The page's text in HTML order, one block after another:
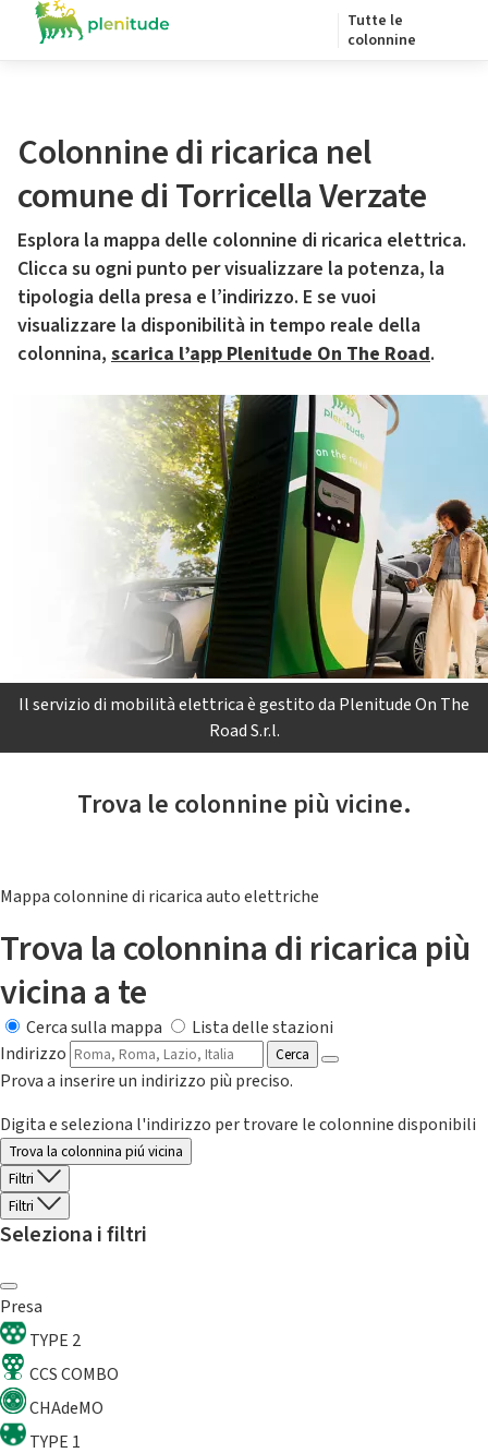
Tutte le
colonnine
Colonnine di ricarica nel
comune di Torricella Verzate
Esplora la mappa delle colonnine di ricarica elettrica.
Clicca su ogni punto per visualizzare la potenza, la
tipologia della presa e l’indirizzo. E se vuoi
visualizzare la disponibilità in tempo reale della
colonnina, scarica l’app Plenitude On The Road.
Il servizio di mobilità elettrica è gestito da Plenitude On The
Road S.r.l.
Trova le colonnine più vicine.
Mappa colonnine di ricarica auto elettriche
Trova la colonnina di ricarica più
vicina a te
Cerca sulla mappa
Lista delle stazioni
Indirizzo
Cerca
Prova a inserire un indirizzo più preciso.
Digita e seleziona l'indirizzo per trovare le colonnine disponibili
Trova la colonnina piú vicina
Filtri
Filtri
Seleziona i filtri
Presa
TYPE 2
CCS COMBO
CHAdeMO
TYPE 1